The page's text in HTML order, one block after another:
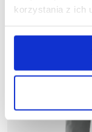
korzystania z ich